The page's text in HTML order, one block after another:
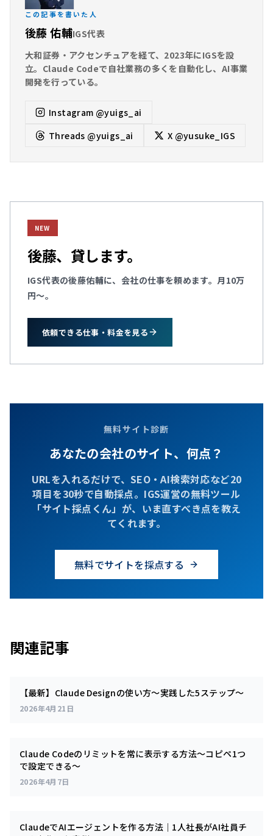
この記事を書いた人
後藤 佑輔IGS代表
大和証券・アクセンチュアを経て、2023年にIGSを設
立。Claude Codeで自社業務の多くを自動化し、AI事業
開発を行っている。
Instagram @yuigs_ai
Threads @yuigs_ai X @yusuke_IGS
NEW
後藤、貸します。
IGS代表の後藤佑輔に、会社の仕事を頼めます。月10万
円～。
依頼できる仕事・料金を見る
無料サイト診断
あなたの会社のサイト、何点？
URLを入れるだけで、SEO・AI検索対応など20
項目を30秒で自動採点。IGS運営の無料ツール
「サイト採点くん」が、いま直すべき点を教え
てくれます。
無料でサイトを採点する
関連記事
【最新】Claude Designの使い方～実践した5ステップ～
2026年4月21日
Claude Codeのリミットを常に表示する方法～コピペ1つ
で設定できる～
2026年4月7日
ClaudeでAIエージェントを作る方法｜1人社長がAI社員チ